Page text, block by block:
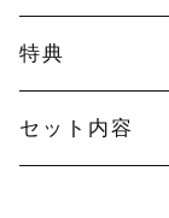
特典
セット内容